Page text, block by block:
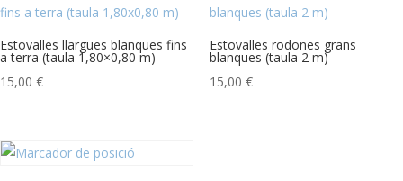
Estovalles llargues blanques fins
a terra (taula 1,80×0,80 m)
15,00 €
Estovalles rodones grans
blanques (taula 2 m)
15,00 €